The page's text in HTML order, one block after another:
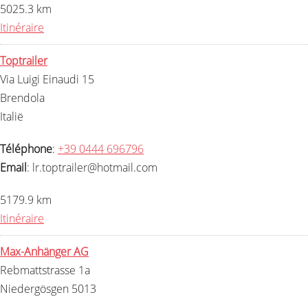
5025.3 km
Itinéraire
Toptrailer
Via Luigi Einaudi 15
Brendola
Italië
Téléphone: +39 0444 696796
Email: lr.toptrailer@hotmail.com
5179.9 km
Itinéraire
Max-Anhänger AG
Rebmattstrasse 1a
Niedergösgen 5013